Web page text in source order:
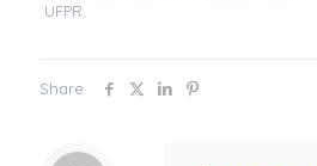
UFPR.
Share